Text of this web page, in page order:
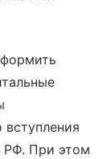
РФ. При этом